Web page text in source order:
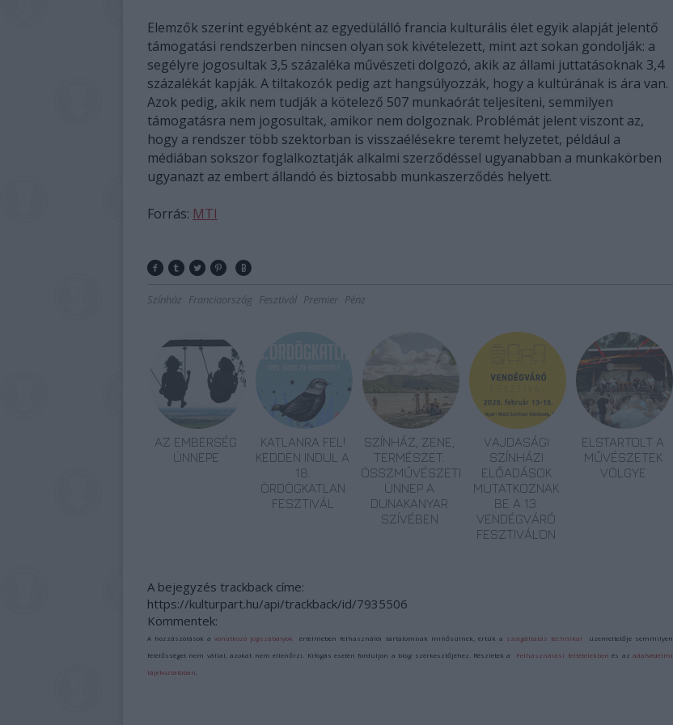
Elemzők szerint egyébként az egyedülálló francia kulturális élet egyik alapját jelentő
támogatási rendszerben nincsen olyan sok kivételezett, mint azt sokan gondolják: a
segélyre jogosultak 3,5 százaléka művészeti dolgozó, akik az állami juttatásoknak 3,4
százalékát kapják. A tiltakozók pedig azt hangsúlyozzák, hogy a kultúrának is ára van.
Azok pedig, akik nem tudják a kötelező 507 munkaórát teljesíteni, semmilyen
támogatásra nem jogosultak, amikor nem dolgoznak. Problémát jelent viszont az,
hogy a rendszer több szektorban is visszaélésekre teremt helyzetet, például a
médiában sokszor foglalkoztatják alkalmi szerződéssel ugyanabban a munkakörben
ugyanazt az embert állandó és biztosabb munkaszerződés helyett.
Forrás: MTI
Színház Franciaország Fesztivál Premier Pénz
AZ EMBERSÉG
ÜNNEPE
KATLANRA FEL!
KEDDEN INDUL A
18.
ÖRDÖGKATLAN
FESZTIVÁL
SZÍNHÁZ, ZENE,
TERMÉSZET:
ÖSSZMŰVÉSZETI
ÜNNEP A
DUNAKANYAR
SZÍVÉBEN
VAJDASÁGI
SZÍNHÁZI
ELŐADÁSOK
MUTATKOZNAK
BE A 13.
VENDÉGVÁRÓ
FESZTIVÁLON
ELSTARTOLT A
MŰVÉSZETEK
VÖLGYE
A bejegyzés trackback címe:
https://kulturpart.hu/api/trackback/id/7935506
Kommentek:
A hozzászólások avonatkozó jogszabályok értelmében felhasználói tartalomnak minősülnek, értük a szolgáltatás technikai üzemeltetője semmilyen
felelősséget nem vállal, azokat nem ellenőrzi. Kifogás esetén forduljon a blog szerkesztőjéhez. Részletek a Felhasználási feltételekben és azadatvédelmi
tájékoztatóban